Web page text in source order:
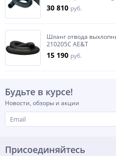
30 810 руб.
Шланг отвода
210205C AE&T
15 190 руб.
Будьте в курсе!
Новости, обзоры и акции
Присоединяйтесь